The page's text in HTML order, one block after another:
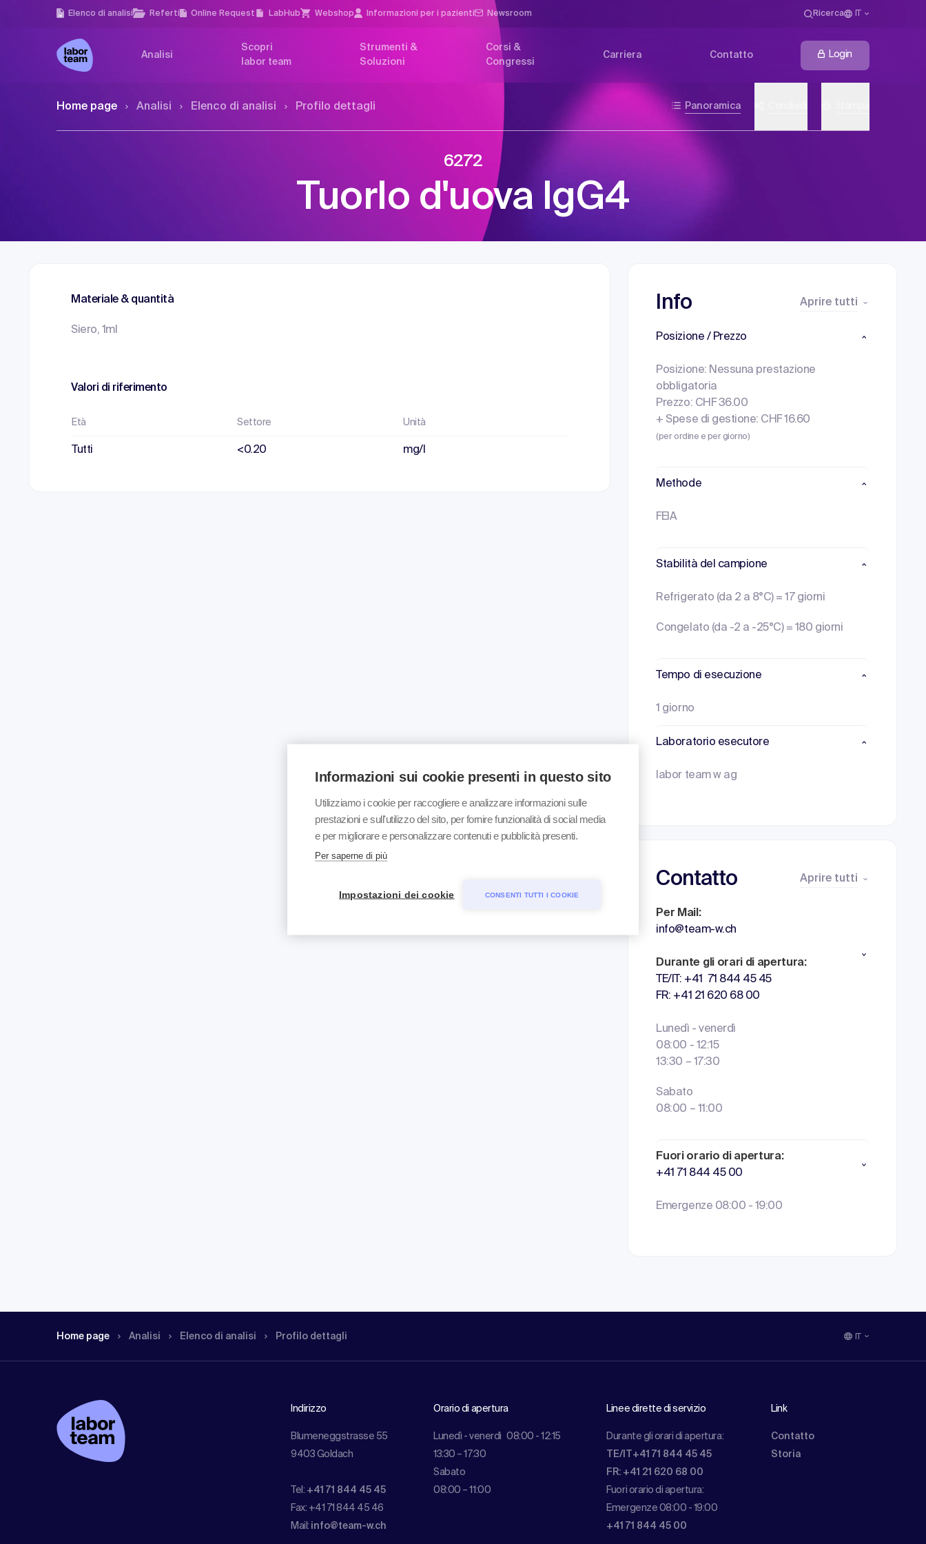
Elenco di analisi Referti Online Request LabHub Webshop Informazioni per i pazienti Newsroom Ricerca
Analisi
Scopri
labor team
Strumenti &
Soluzioni
Corsi &
Congressi
Carriera Contatto Login
Home page Analisi Elenco di analisi Profilo dettagli Panoramica
6272
Tuorlo d'uova IgG4
Materiale & quantità
Siero, 1ml
Valori di riferimento
Età Settore Unità
Tutti <0.20 mg/l
Info Aprire tutti
Posizione / Prezzo
Posizione: Nessuna prestazione
obbligatoria
Prezzo: CHF 36.00
+ Spese di gestione: CHF 16.60
(per ordine e per giorno)
Methode
FEIA
Stabilità del campione
Refrigerato (da 2 a 8°C) = 17 giorni
Congelato (da -2 a -25°C) = 180 giorni
Tempo di esecuzione
1 giorno
Laboratorio esecutore
labor team w ag
Contatto Aprire tutti
Per Mail:
info@team-w.ch
Durante gli orari di apertura:
TE/IT: +41 71 844 45 45
FR: +41 21 620 68 00
Lunedì - venerdì
08:00 - 12:15
13:30 – 17:30
Sabato
08:00 – 11:00
Fuori orario di apertura:
+41 71 844 45 00
Emergenze 08:00 - 19:00
Home page Analisi Elenco di analisi Profilo dettagli
Indirizzo
Blumeneggstrasse 55
9403 Goldach
Tel: +41 71 844 45 45
Fax: +41 71 844 45 46
Mail: info@team-w.ch
Orario di apertura
Lunedì - venerdì 08:00 - 12:15
13:30 – 17:30
Sabato
08:00 – 11:00
Linee dirette di servizio
Durante gli orari di apertura:
TE/IT+41 71 844 45 45
FR: +41 21 620 68 00
Fuori orario di apertura:
Emergenze 08:00 - 19:00
+41 71 844 45 00
Link
Contatto
Storia
Informazioni sui cookie presenti in questo sito
Utilizziamo i cookie per raccogliere e analizzare informazioni sulle
prestazioni e sull'utilizzo del sito, per fornire funzionalità di social media
e per migliorare e personalizzare contenuti e pubblicità presenti.
Per saperne di più
Impostazioni dei cookie CONSENTI TUTTI I COOKIE